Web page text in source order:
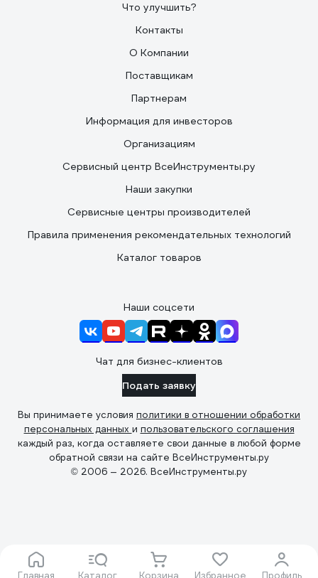
Главная Каталог Корзина Избранное Профиль
Что улучшить?
Контакты
О Компании
Поставщикам
Партнерам
Информация для инвесторов
Организациям
Сервисный центр ВсеИнструменты.ру
Наши закупки
Сервисные центры производителей
Правила применения рекомендательных технологий
Каталог товаров
Наши соцсети
Чат для бизнес-клиентов
Подать заявку
Вы принимаете условия политики в отношении обработки
персональных данных и пользовательского соглашения
каждый раз, когда оставляете свои данные в любой форме
обратной связи на сайте ВсеИнструменты.ру
© 2006 — 2026. ВсеИнструменты.ру